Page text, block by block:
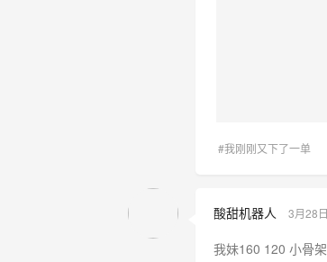
#我刚刚又下了一单
酸甜机器人 3月28
我妹160 120 小骨